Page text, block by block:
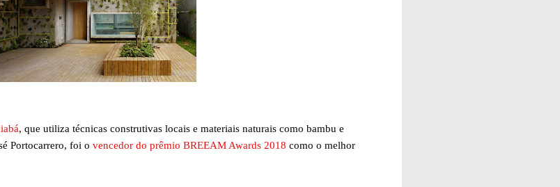
, que utiliza técnicas construtivas locais e materiais naturais como bambu e
Portocarrero, foi o vencedor do prêmio BREEAM Awards 2018 como o melhor